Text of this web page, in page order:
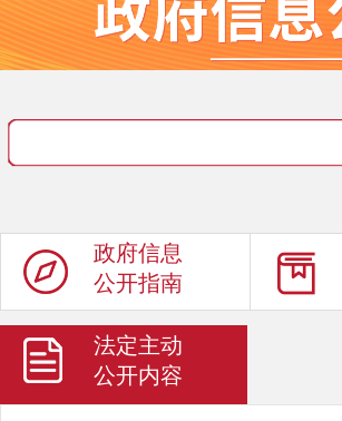
政府信息
公开指南
法定主动
公开内容